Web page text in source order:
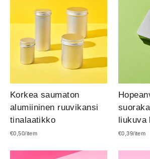
Korkea saumaton
alumiininen ruuvikansi
tinalaatikko
€0,50/item €0,39/item